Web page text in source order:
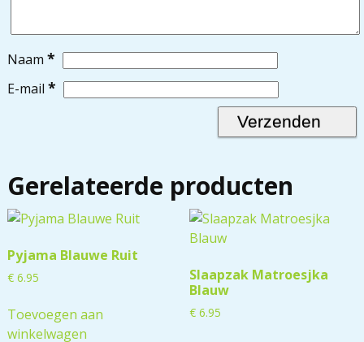
Naam *
E-mail *
Gerelateerde producten
Pyjama Blauwe Ruit
€6.95
Toevoegen aan
winkelwagen
Slaapzak Matroesjka
Blauw
€6.95